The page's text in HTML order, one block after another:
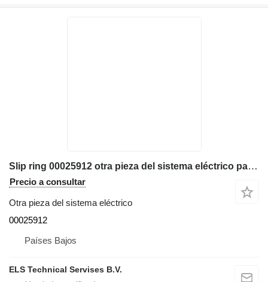
Slip ring 00025912 otra pieza del sistema eléctrico para Demag AC120, AC395 grúa móvil
Precio a consultar
Otra pieza del sistema eléctrico
00025912
Países Bajos
ELS Technical Servises B.V.